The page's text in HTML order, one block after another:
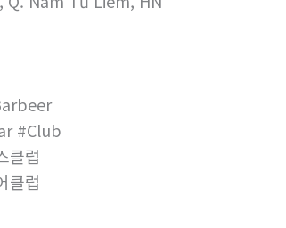
#Club
클럽
클럽